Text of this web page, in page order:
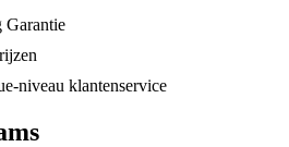
Garantie
niveau klantenservice